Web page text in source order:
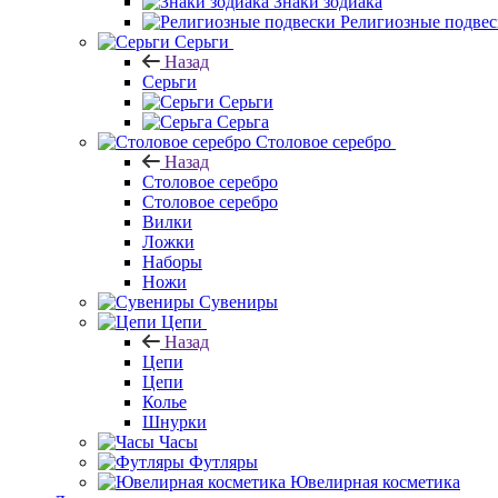
Религиозные
Серьги
Назад
Серьги
Серьги
Серьга
Столовое серебро
Назад
Столовое серебро
Столовое серебро
Вилки
Ложки
Наборы
Ножи
Сувениры
Цепи
Назад
Цепи
Цепи
Колье
Шнурки
Часы
Футляры
Ювелирная косметика